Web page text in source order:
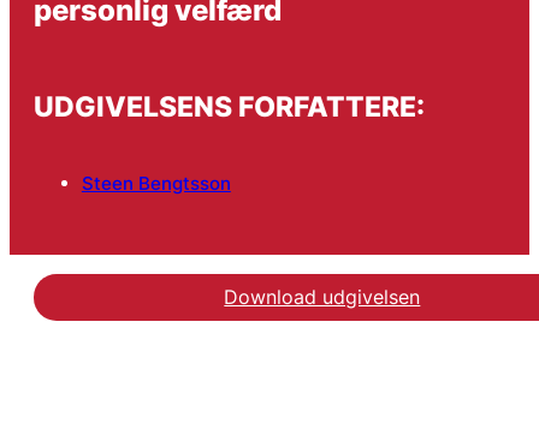
personlig velfærd
UDGIVELSENS FORFATTERE:
Steen Bengtsson
Download udgivelsen